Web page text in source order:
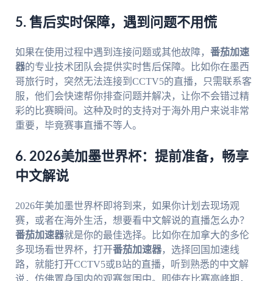
5. 售后实时保障，遇到问题不用慌
如果在使用过程中遇到连接问题或其他故障， 番茄加速
器的专业技术团队会提供实时售后保障。比如你在墨西
哥旅行时，突然无法连接到CCTV5的直播，只需联系客
服，他们会快速帮你排查问题并解决，让你不会错过精
彩的比赛瞬间。这种及时的支持对于海外用户来说非常
重要，毕竟赛事直播不等人。
6. 2026美加墨世界杯：提前准备，畅享
中文解说
2026年美加墨世界杯即将到来，如果你计划去现场观
赛，或者在海外生活，想要看中文解说的直播怎么办？
番茄加速器就是你的最佳选择。比如你在加拿大的多伦
多现场看世界杯，打开番茄加速器，选择回国加速线
路，就能打开CCTV5或B站的直播，听到熟悉的中文解
说，仿佛置身国内的观赛氛围中。即使在比赛高峰期，